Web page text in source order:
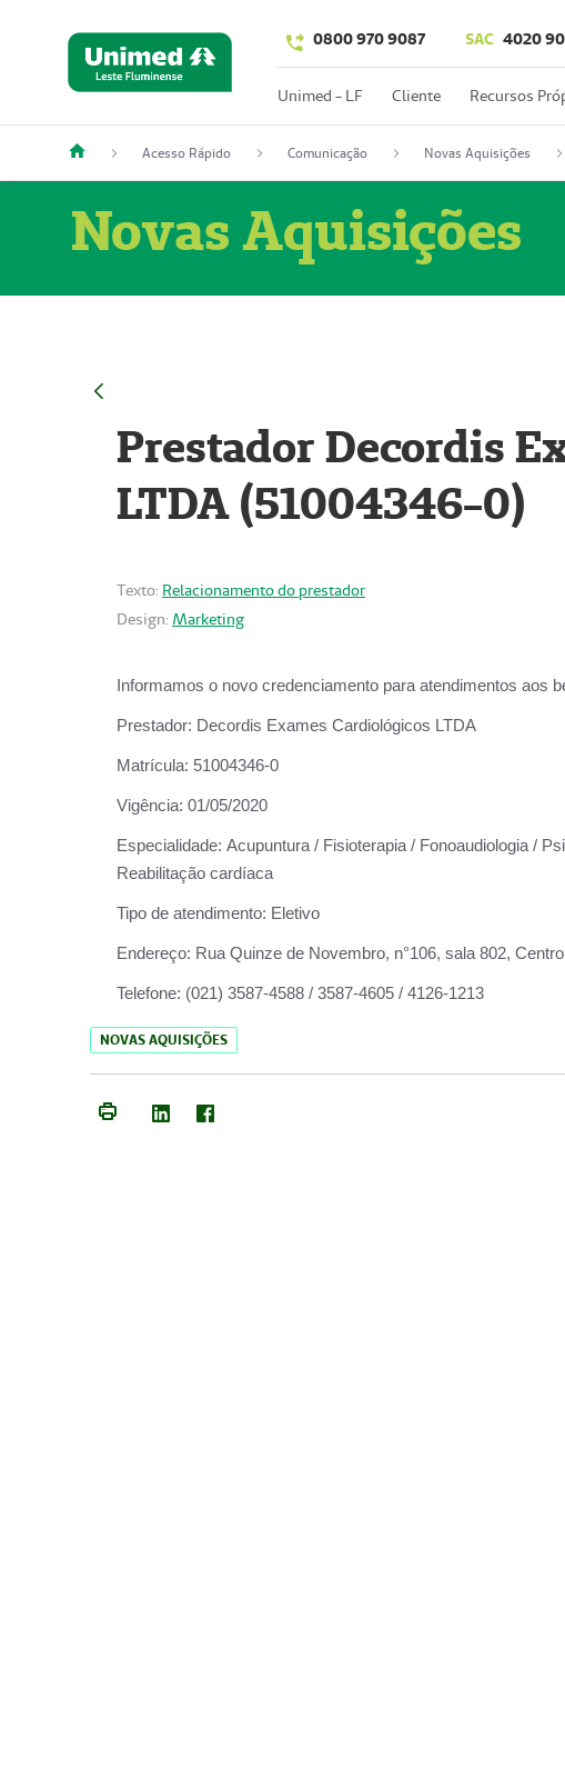
0800 970 9087 SAC 4020
Unimed - LF Cliente Recursos
Acesso Rápido Comunicação Novas Aquisições
Novas Aquisições
Prestador Decordis
LTDA (51004346-0)
Texto: Relacionamento do prestador
Design: Marketing
Informamos o novo credenciamento para atendimentos aos
Prestador: Decordis Exames Cardiológicos LTDA
Matrícula: 51004346-0
Vigência: 01/05/2020
Especialidade: Acupuntura / Fisioterapia / Fonoaudiologia /
Reabilitação cardíaca
Tipo de atendimento: Eletivo
Endereço: Rua Quinze de Novembro, n°106, sala 802,
Telefone: (021) 3587-4588 / 3587-4605 / 4126-1213
NOVAS AQUISIÇÕES